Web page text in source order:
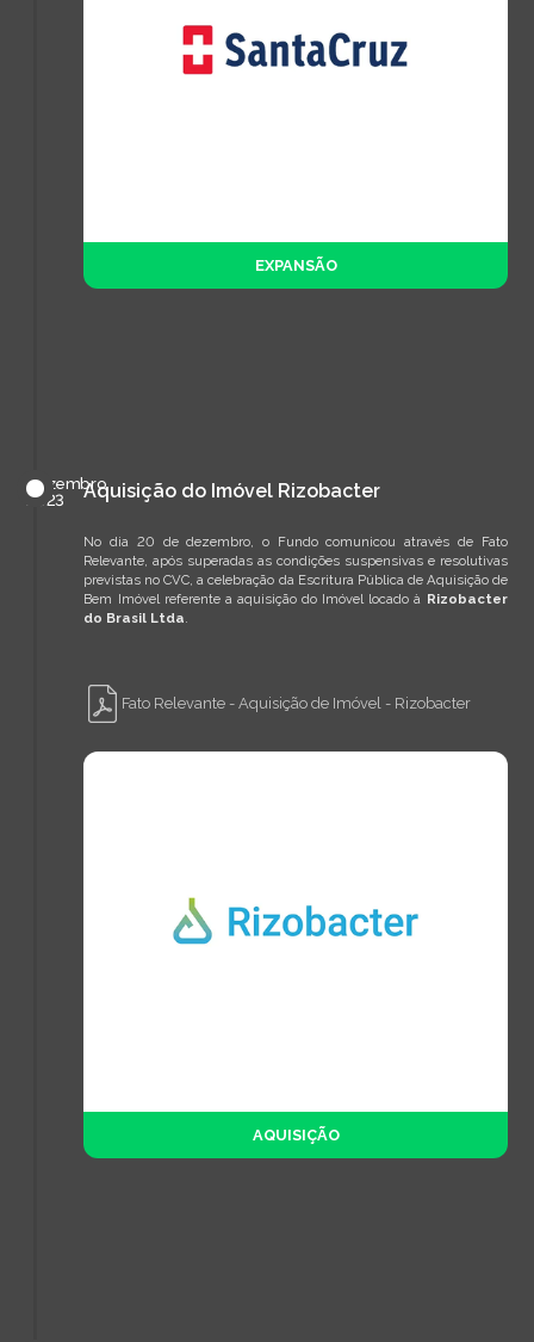
EXPANSÃO
dezembro
de
2023 Aquisição do Imóvel Rizobacter
No dia 20 de dezembro, o Fundo comunicou através de Fato
Relevante, após superadas as condições suspensivas e resolutivas
previstas no CVC, a celebração da Escritura Pública de Aquisição de
Bem Imóvel referente a aquisição do Imóvel locado à Rizobacter
do Brasil Ltda
Fato Relevante - Aquisição de Imóvel - Rizobacter
AQUISIÇÃO